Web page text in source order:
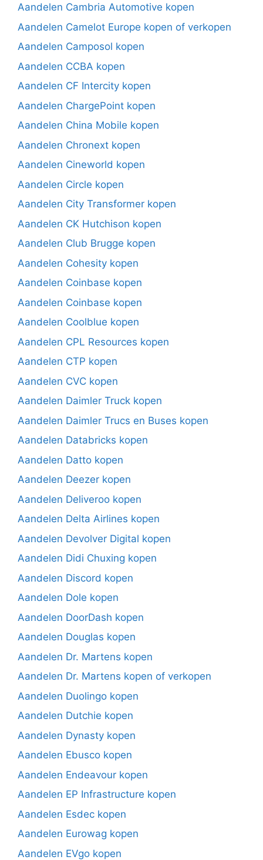
Aandelen Cambria Automotive kopen
Aandelen Camelot Europe kopen of verkopen
Aandelen Camposol kopen
Aandelen CCBA kopen
Aandelen CF Intercity kopen
Aandelen ChargePoint kopen
Aandelen China Mobile kopen
Aandelen Chronext kopen
Aandelen Cineworld kopen
Aandelen Circle kopen
Aandelen City Transformer kopen
Aandelen CK Hutchison kopen
Aandelen Club Brugge kopen
Aandelen Cohesity kopen
Aandelen Coinbase kopen
Aandelen Coinbase kopen
Aandelen Coolblue kopen
Aandelen CPL Resources kopen
Aandelen CTP kopen
Aandelen CVC kopen
Aandelen Daimler Truck kopen
Aandelen Daimler Trucs en Buses kopen
Aandelen Databricks kopen
Aandelen Datto kopen
Aandelen Deezer kopen
Aandelen Deliveroo kopen
Aandelen Delta Airlines kopen
Aandelen Devolver Digital kopen
Aandelen Didi Chuxing kopen
Aandelen Discord kopen
Aandelen Dole kopen
Aandelen DoorDash kopen
Aandelen Douglas kopen
Aandelen Dr. Martens kopen
Aandelen Dr. Martens kopen of verkopen
Aandelen Duolingo kopen
Aandelen Dutchie kopen
Aandelen Dynasty kopen
Aandelen Ebusco kopen
Aandelen Endeavour kopen
Aandelen EP Infrastructure kopen
Aandelen Esdec kopen
Aandelen Eurowag kopen
Aandelen EVgo kopen